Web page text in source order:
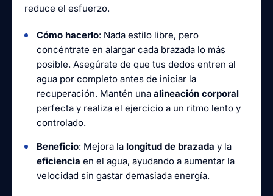
reduce el esfuerzo.
Cómo hacerlo: Nada estilo libre, pero
concéntrate en alargar cada brazada lo más
posible. Asegúrate de que tus dedos entren al
agua por completo antes de iniciar la
recuperación. Mantén una alineación corporal
perfecta y realiza el ejercicio a un ritmo lento y
controlado.
Beneficio: Mejora la longitud de brazada y la
eficiencia en el agua, ayudando a aumentar la
velocidad sin gastar demasiada energía.